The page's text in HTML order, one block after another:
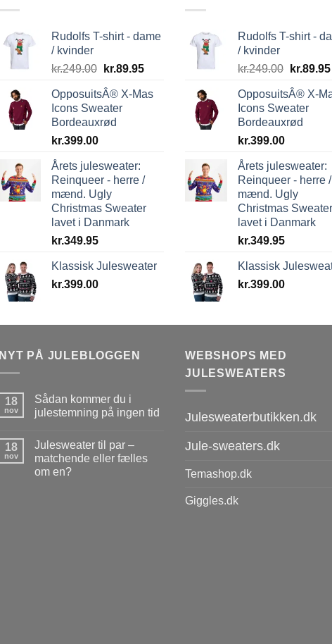
Rudolfs T-shirt - dame
/ kvinder
kr.249.00
Den
pris
var:
kr.249.00.
kr.89.95Den
pris
OpposuitsÂ® X-Mas
Icons Sweater
Bordeauxrød
kr.399.00
Årets julesweater:
Reinqueer - herre /
mænd. Ugly
Christmas Sweater
lavet i Danmark
kr.349.95
Klassisk Julesweater
kr.399.00
Rudolfs T-shirt -
/ kvinder
kr.249.00
Den
pris
var:
kr.249.00.
kr.89.95
OpposuitsÂ® X-
Icons Sweater
Bordeauxrød
kr.399.00
Årets julesweater:
Reinqueer - herre /
mænd. Ugly
Christmas Sweater
lavet i Danmark
kr.349.95
Klassisk
kr.399.00
NYT PÅ JULEBLOGGEN
18
nov
Sådan kommer du i
julestemning på ingen tid
18
nov
Julesweater til par –
matchende eller fælles
om en?
WEBSHOPS MED
JULESWEATERS
Julesweaterbutikken.dk
Jule-sweaters.dk
Temashop.dk
Giggles.dk